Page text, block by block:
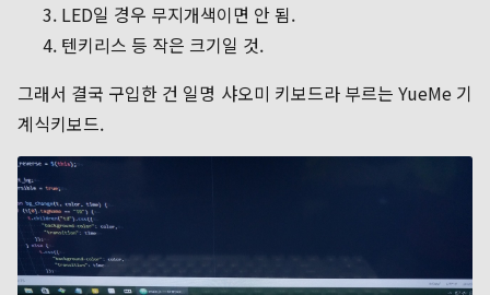
LED일 경우 무지개색이면 안 됨.
텐키리스 등 작은 크기일 것.
그래서 결국 구입한 건 일명 샤오미 키보드라 부르는 YueMe 기
계식키보드.